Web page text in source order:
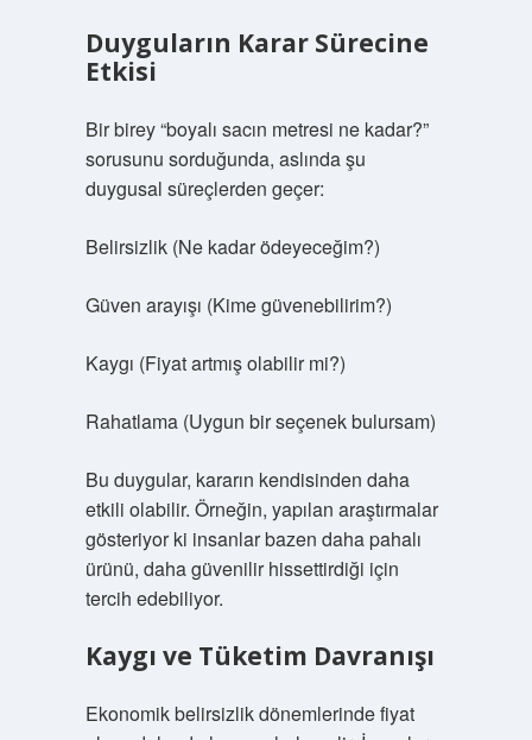
Duyguların Karar Sürecine
Etkisi
Bir birey “boyalı sacın metresi ne kadar?”
sorusunu sorduğunda, aslında şu
duygusal süreçlerden geçer:
Belirsizlik (Ne kadar ödeyeceğim?)
Güven arayışı (Kime güvenebilirim?)
Kaygı (Fiyat artmış olabilir mi?)
Rahatlama (Uygun bir seçenek bulursam)
Bu duygular, kararın kendisinden daha
etkili olabilir. Örneğin, yapılan araştırmalar
gösteriyor ki insanlar bazen daha pahalı
ürünü, daha güvenilir hissettirdiği için
tercih edebiliyor.
Kaygı ve Tüketim Davranışı
Ekonomik belirsizlik dönemlerinde fiyat